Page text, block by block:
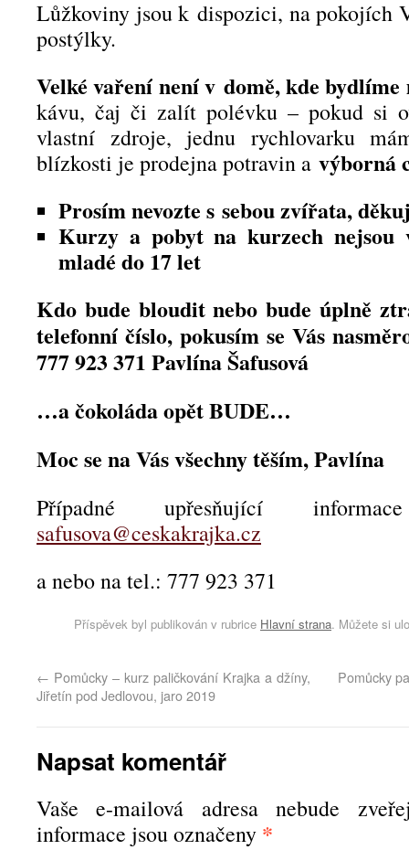
Lůžkoviny jsou k dispozici, na pokojích
postýlky.
Velké vaření není v domě, kde bydlíme
kávu, čaj či zalít polévku – pokud si
vlastní zdroje, jednu rychlovarku
blízkosti je prodejna potravin a výborná
Prosím nevozte s sebou zvířata,
Kurzy a pobyt na kurzech nejsou
mladé do 17 let
Kdo bude bloudit nebo bude úplně
telefonní číslo, pokusím se Vás
777 923 371 Pavlína Šafusová
…a čokoláda opět BUDE…
Moc se na Vás všechny těším, Pavlína
Případné upřesňující
safusova@ceskakrajka.cz
a nebo na tel.: 777 923 371
Příspěvek byl publikován v rubrice Hlavní strana. Můžete si
← Pomůcky – kurz paličkování Krajka a džíny,
Jiřetín pod Jedlovou, jaro 2019
Pomůcky
Napsat komentář
Vaše e-mailová adresa nebude
informace jsou označeny *